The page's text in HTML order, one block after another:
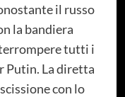
il russo
la bandiera
tutti i
Putin. La diretta
con lo